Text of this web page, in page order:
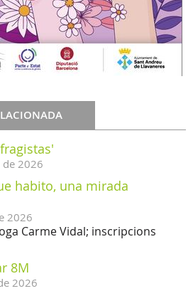
de 2026
habito, una mirada
2026
Carme Vidal; inscripcions
8M
2026